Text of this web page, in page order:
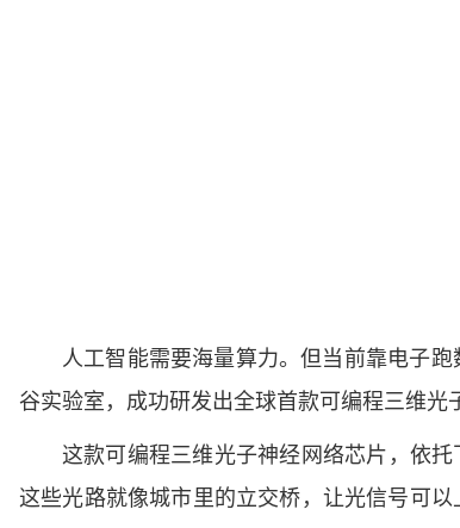
人工智能需要海量算力。但当前靠电子
谷实验室，成功研发出全球首款可编程三维光
这款可编程三维光子神经网络芯片，依
这些光路就像城市里的立交桥，让光信号可